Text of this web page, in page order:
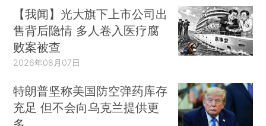
【我闻】光大旗下上市公司出
售背后隐情 多人卷入医疗腐
败案被查
2026年08月07日
特朗普坚称美国防空弹药库存
充足 但不会向乌克兰提供更